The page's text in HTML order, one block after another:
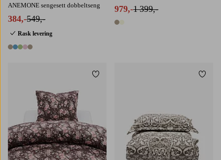
ANEMONE sengesett dobbeltseng
384,-549,-
Rask levering
5 farger
979,-1 399,-
2 farger
Legg til favoritter